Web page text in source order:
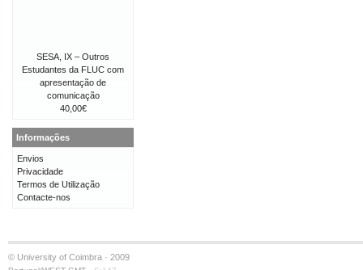
SESA, IX – Outros
Estudantes da FLUC com
apresentação de
comunicação
40,00€
Informações
Envios
Privacidade
Termos de Utilização
Contacte-nos
© University of Coimbra · 2009